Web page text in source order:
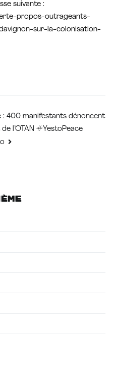
suivante :
propos-outrageants-
sur-la-colonisation-
: 400 manifestants dénoncent
l’OTAN #YestoPeace